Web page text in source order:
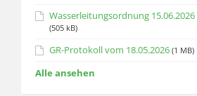
Wasserleitungsordnung 15.06.2026
(505 kB)
GR-Protokoll vom 18.05.2026 (1 MB)
Alle ansehen